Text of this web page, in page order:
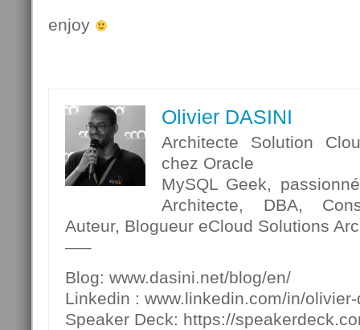
enjoy
Olivier DASINI
Architecte Solution
chez Oracle
MySQL Geek,
Architecte, DBA,
Auteur, Blogueur eCloud Solutions
—–
Blog: www.dasini.net/blog/en/
Linkedin : www.linkedin.com/in/
Speaker Deck: https://